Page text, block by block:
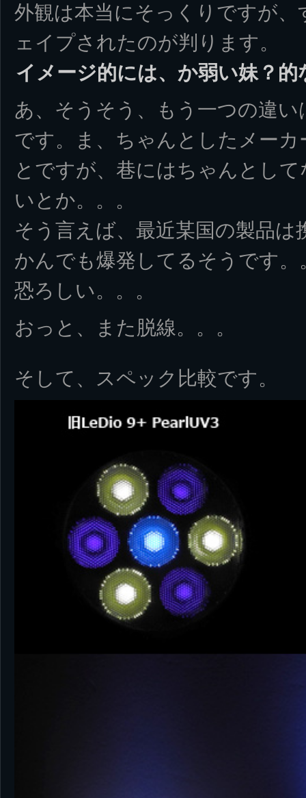
外観は本当にそっくりですが
ェイプされたのが判ります。
イメージ的には、か弱い妹？的
あ、そうそう、もう一つの違
です。ま、ちゃんとしたメー
とですが、巷にはちゃんとし
いとか。。。
そう言えば、最近某国の製品
かんでも爆発してるそうです
恐ろしい。。。
おっと、また脱線。。。
そして、スペック比較です。